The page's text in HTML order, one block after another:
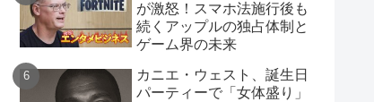
が激怒！スマホ法施行後も
続くアップルの独占体制と
ゲーム界の未来
カニエ・ウェスト、誕生日
パーティーで「女体盛り」